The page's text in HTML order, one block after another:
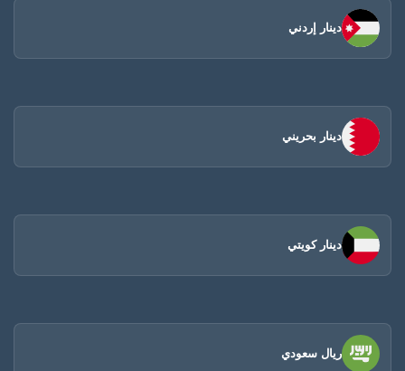
دينار إردني
دينار بحريني
دينار كويتي
ريال سعودي